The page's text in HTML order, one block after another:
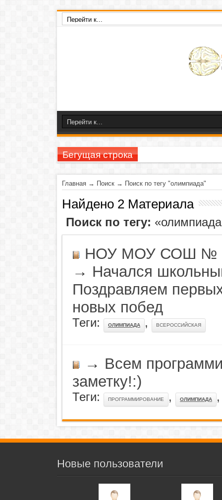
Бегущая строка
Главная → Поиск → Поиск по тегу "олимпиада"
Найдено 2 Материала
Поиск по тегу:
НОУ МОУ СОШ №
→ Начался
Поздравляем
новых побед
Теги: ОЛИМПИАДА , ВСЕРОССИЙСКАЯ
→ Всем
заметку!:)
Теги: ПРОГРАММИРОВАНИЕ , ОЛИМПИАДА
Новые пользователи